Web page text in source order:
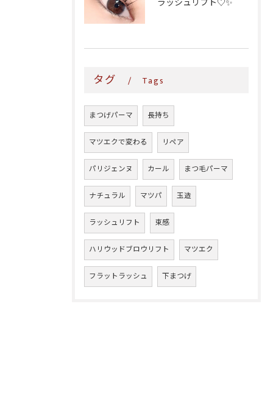
タグ Tags
まつげパーマ 長持ち
マツエクで変わる リペア
パリジェンヌ カール まつ毛パーマ
ナチュラル マツパ 玉造
ラッシュリフト 束感
ハリウッドブロウリフト マツエク
フラットラッシュ 下まつげ